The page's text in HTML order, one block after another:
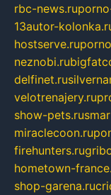
rbc-news.ru
13autor-
hostserve.ru
neznobi.ru
delfinet.ru
velotrenajery.ru
show-pets.ru
miraclecoon.ru
firehunters.ru
hometown-
shop-garena.ru